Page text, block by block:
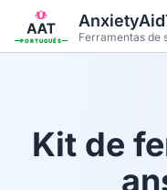
Pular para o conteúdo
PORTUGUÊS Ferramentas de
Kit de